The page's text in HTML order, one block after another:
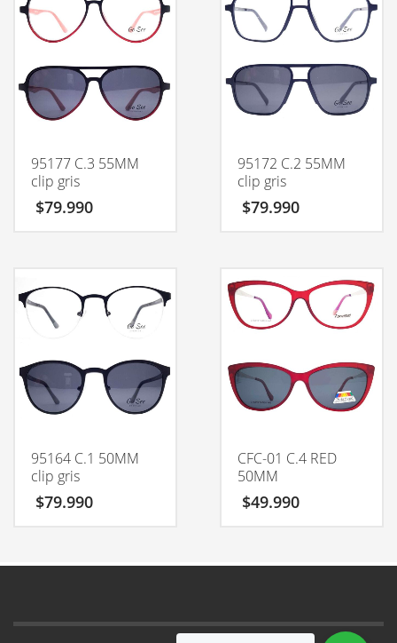
95177 C.3 55MM
clip gris
$79.990
95172 C.2 55MM
clip gris
$79.990
95164 C.1 50MM
clip gris
$79.990
CFC-01 C.4 RED
50MM
$49.990